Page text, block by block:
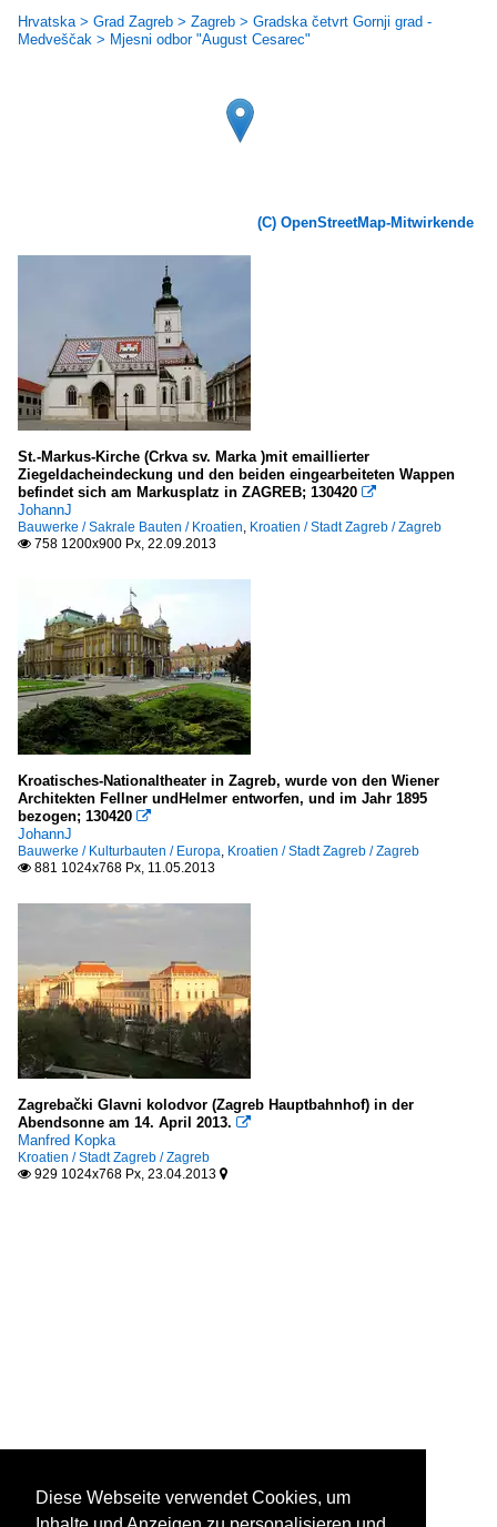
Hrvatska > Grad Zagreb > Zagreb > Gradska četvrt Gornji grad -
Medveščak > Mjesni odbor "August Cesarec"
(C) OpenStreetMap-Mitwirkende
St.-Markus-Kirche (Crkva sv. Marka )mit emaillierter
Ziegeldacheindeckung und den beiden eingearbeiteten Wappen
befindet sich am Markusplatz in ZAGREB; 130420 
JohannJ
Bauwerke / Sakrale Bauten / Kroatien, Kroatien / Stadt Zagreb / Zagreb
 758 1200x900 Px, 22.09.2013
Kroatisches-Nationaltheater in Zagreb, wurde von den Wiener
Architekten Fellner undHelmer entworfen, und im Jahr 1895
bezogen; 130420 
JohannJ
Bauwerke / Kulturbauten / Europa, Kroatien / Stadt Zagreb / Zagreb
 881 1024x768 Px, 11.05.2013
Zagrebački Glavni kolodvor (Zagreb Hauptbahnhof) in der
Abendsonne am 14. April 2013. 
Manfred Kopka
Kroatien / Stadt Zagreb / Zagreb
 929 1024x768 Px, 23.04.2013 
Diese Webseite verwendet Cookies, um